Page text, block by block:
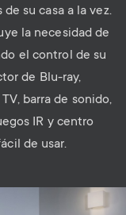
su casa a la vez.
la necesidad de
el control de su
de Blu-ray,
barra de sonido,
IR y centro
de usar.